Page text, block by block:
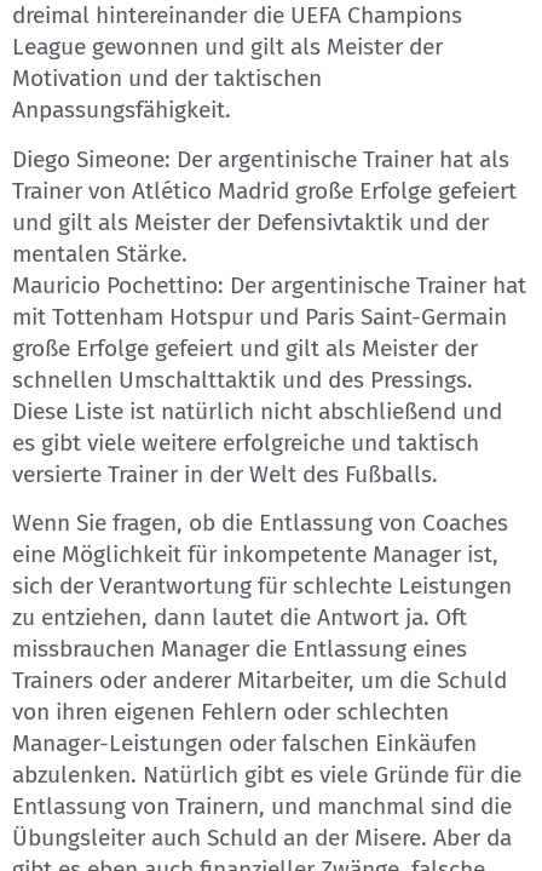
dreimal hintereinander die UEFA Champions
League gewonnen und gilt als Meister der
Motivation und der taktischen
Anpassungsfähigkeit.
Diego Simeone: Der argentinische Trainer hat als
Trainer von Atlético Madrid große Erfolge gefeiert
und gilt als Meister der Defensivtaktik und der
mentalen Stärke.
Mauricio Pochettino: Der argentinische Trainer hat
mit Tottenham Hotspur und Paris Saint-Germain
große Erfolge gefeiert und gilt als Meister der
schnellen Umschalttaktik und des Pressings.
Diese Liste ist natürlich nicht abschließend und
es gibt viele weitere erfolgreiche und taktisch
versierte Trainer in der Welt des Fußballs.
Wenn Sie fragen, ob die Entlassung von Coaches
eine Möglichkeit für inkompetente Manager ist,
sich der Verantwortung für schlechte Leistungen
zu entziehen, dann lautet die Antwort ja. Oft
missbrauchen Manager die Entlassung eines
Trainers oder anderer Mitarbeiter, um die Schuld
von ihren eigenen Fehlern oder schlechten
Manager-Leistungen oder falschen Einkäufen
abzulenken. Natürlich gibt es viele Gründe für die
Entlassung von Trainern, und manchmal sind die
Übungsleiter auch Schuld an der Misere. Aber da